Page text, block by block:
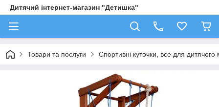
Дитячий інтернет-магазин "Детишка"
Товари та послуги Спортивні куточки, все для